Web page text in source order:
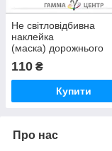
Не світловідбивна
наклейка
(маска) дорожнього
знаку 1.32. Пішохідний
перехід
110 ₴
Купити
Про нас